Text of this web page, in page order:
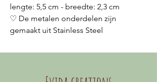
lengte: 5,5 cm - breedte: 2,3 cm
♡ De metalen onderdelen zijn
gemaakt uit Stainless Steel